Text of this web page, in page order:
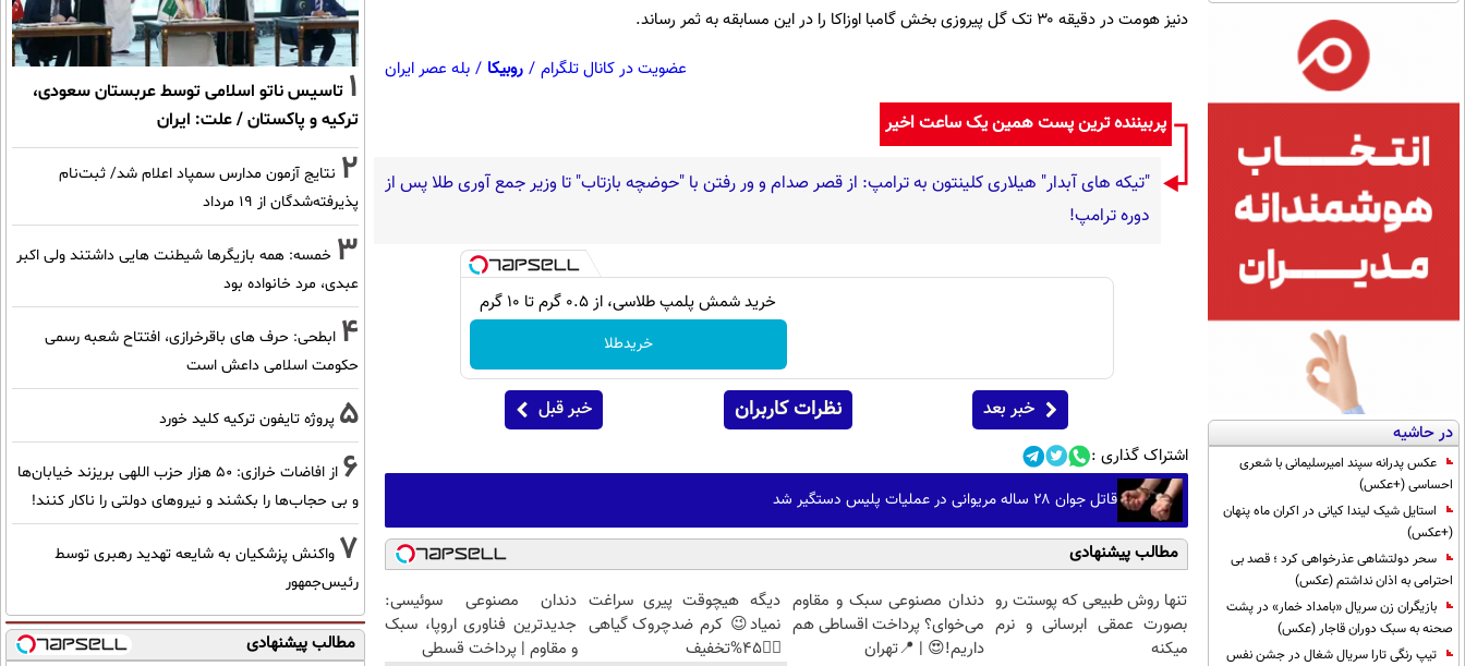
در حاشیه
عکس پدرانه سپند امیرسلیمانی با شعری
احساسی (+عکس)
استایل شیک لیندا کیانی در اکران ماه پنهان
(+عکس)
سحر دولتشاهی عذرخواهی کرد ؛ قصد بی
احترامی به اذان نداشتم (عکس)
بازیگران زن سریال «بامداد خمار» در پشت
صحنه به سبک دوران قاجار (عکس)
تیپ رنگی تارا سریال شغال در جشن نفس
دنیز هومت در دقیقه ۳۰ تک گل پیروزی بخش گامبا اوزاکا را در این مسابقه به ثمر رساند.
عضویت در کانال تلگرام / روبیکا / بله عصر ایران
پربیننده ترین پست همین یک ساعت اخیر
"تیکه های آبدار" هیلاری کلینتون به ترامپ: از قصر صدام و ور رفتن با "حوضچه بازتاب" تا وزیر جمع آوری طلا پس از
دوره ترامپ!
خرید شمش پلمپ طلاسی، از ۰.۵ گرم تا ۱۰ گرم
خریدطلا
خبر بعد نظرات کاربران خبر قبل
اشتراک گذاری :
قاتل جوان ۲۸ ساله مریوانی در عملیات پلیس دستگیر شد
مطالب پیشنهادی
تنها روش طبیعی که پوستت رو
بصورت عمقی ابرسانی و نرم
میکنه
دندان مصنوعی سبک و مقاوم
می‌خوای؟ پرداخت اقساطی هم
داریم!😍 | 📍تهران
دیگه هیچوقت پیری سراغت
نمیاد😉 کرم ضدچروک گیاهی
👈🏻45%تخفیف
دندان مصنوعی سوئیسی:
جدیدترین فناوری اروپا، سبک
و مقاوم | پرداخت قسطی
1 تاسیس ناتو اسلامی توسط عربستان سعودی،
ترکیه و پاکستان / علت: ایران
2 نتایج آزمون مدارس سمپاد اعلام شد/ ثبت‌نام
پذیرفته‌شدگان از ۱۹ مرداد
3 خمسه: همه بازیگرها شیطنت هایی داشتند ولی اکبر
عبدی، مرد خانواده بود
4 ابطحی: حرف های باقرخرازی، افتتاح شعبه رسمی
حکومت اسلامی داعش است
5 پروژه تایفون ترکیه کلید خورد
6
از افاضات خرازی: ۵۰ هزار حزب اللهی بریزند خیابان‌ها
و بی حجاب‌ها را بکشند و نیرو‌های دولتی را ناکار کنند!
7 واکنش پزشکیان به شایعه تهدید رهبری توسط
رئیس‌جمهور
مطالب پیشنهادی